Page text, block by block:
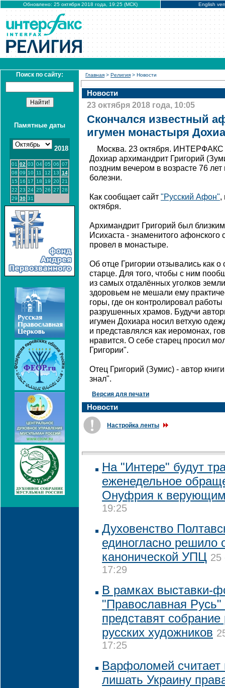
Обновлено: 25 октября 2018 года, 19:25 (МСК) English
Поиск по сайту:
Памятные даты
2018
01 02 03 04 05 06 07
08 09 10 11 12 13 14
15 16 17 18 19 20 21
22 23 24 25 26 27 28
29 30 31
Главная > Религия > Новости
Новости
23 октября 2018 года, 10:05
Скончался известный
игумен монастыря
Москва. 23 октября. ИНТЕРФАКС
Дохиар архимандрит Григорий
поздним вечером в возрасте 76
болезни.
Как сообщает сайт "Русский Афон",
октября.
Архимандрит Григорий был
Исихаста - знаменитого афонского
провел в монастыре.
Об отце Григории отзывались как
старце. Для того, чтобы с ним
из самых отдалённых уголков
здоровьем не мешали ему
горы, где он контролировал
разрушенных храмов. Будучи
игумен Дохиара носил ветхую
и представлялся как иеромонах,
нравится. О себе старец просил
Григории".
Отец Григорий (Зумис) - автор
знал".
Версия для печати
Новости
Настройка ленты
На "Интере" будут
еженедельное
Онуфрия к
19:25
Духовенство
единогласно решило
канонической УПЦ 25
17:29
В рамках выставки-
"Православная
представят
русских художников
17:25
Варфоломей
лишать Украину